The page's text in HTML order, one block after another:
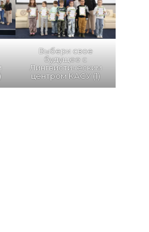
Выбери свое
будущее с
Лингвистическим
центром КАСУ (1)